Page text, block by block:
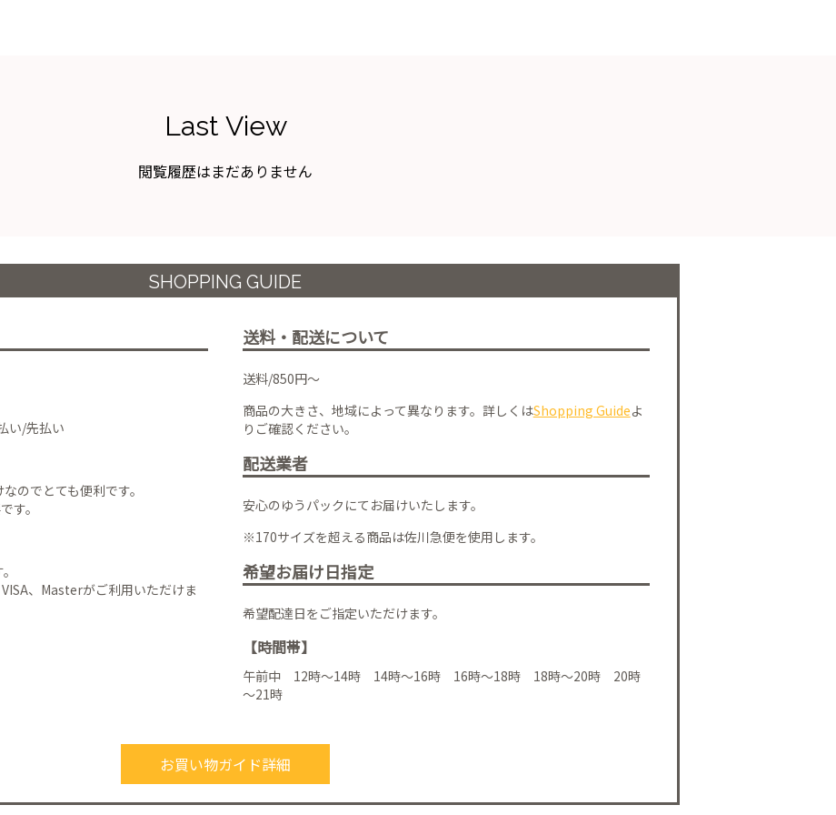
Last View
閲覧履歴はまだありません
SHOPPING GUIDE
い/先払い
のでとても便利です。
す。
、Masterがご利用いただけま
送料・配送について
送料/850円～
商品の大きさ、地域によって異なります。詳しくはShopping Guideよ
りご確認ください。
配送業者
安心のゆうパックにてお届けいたします。
※170サイズを超える商品は佐川急便を使用します。
希望お届け日指定
希望配達日をご指定いただけます。
【時間帯】
午前中 12時～14時 14時～16時 16時～18時 18時～20時 20時
～21時
お買い物ガイド詳細